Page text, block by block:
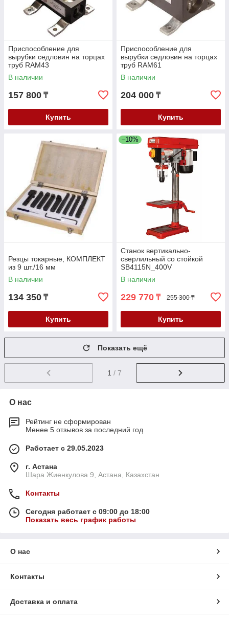
Приспособление для
вырубки седловин на торцах
труб RAM43
В наличии
157 800 ₸
Купить
Приспособление для
вырубки седловин на торцах
труб RAM61
В наличии
204 000 ₸
Купить
Резцы токарные, КОМПЛЕКТ
из 9 шт./16 мм
В наличии
134 350 ₸
Купить
–10%
Станок вертикально-
сверлильный со стойкой
SB4115N_400V
В наличии
229 770 ₸ 255 300 ₸
Купить
Показать ещё
1 / 7
О нас
Рейтинг не сформирован
Менее 5 отзывов за последний год
Работает с 29.05.2023
г. Астана
Шара Жиенкулова 9, Астана, Казахстан
Контакты
Сегодня работает с 09:00 до 18:00
Показать весь график работы
О нас
Контакты
Доставка и оплата